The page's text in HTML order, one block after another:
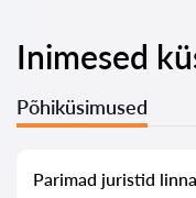
Inimesed
Põhiküsimused
Parimad juristid